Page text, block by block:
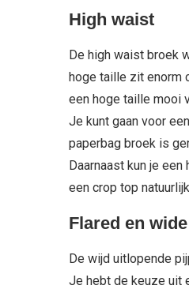
High waist
De high waist broek
hoge taille zit enorm
een hoge taille mooi
Je kunt gaan voor
paperbag broek is
Daarnaast kun je
een crop top
Flared en
De wijd uitlopende
Je hebt de keuze uit